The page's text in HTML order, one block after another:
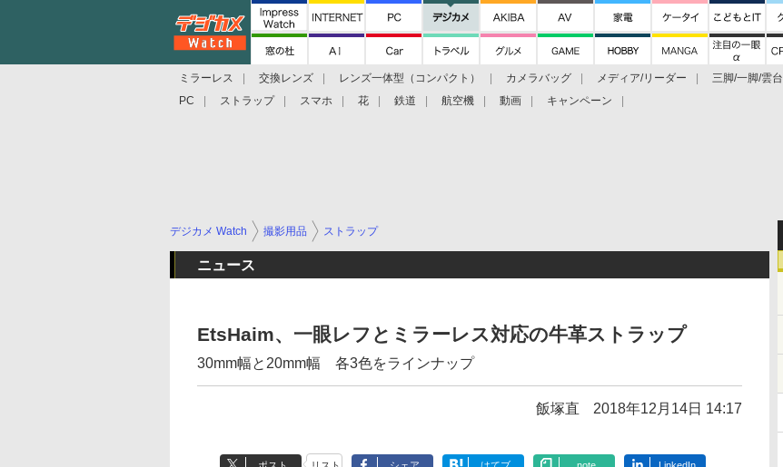
ミラーレス 交換レンズ レンズ一体型（コンパクト） カメラバッグ メディア/リーダー 三脚/一脚/雲台
PC
ストラップ スマホ 花 鉄道 航空機 動画 キャンペーン
デジカメ Watch 撮影用品 ストラップ
ニュース
EtsHaim、一眼レフとミラーレス対応の牛革ストラップ
30mm幅と20mm幅 各3色をラインナップ
飯塚直 2018年12月14日 14:17